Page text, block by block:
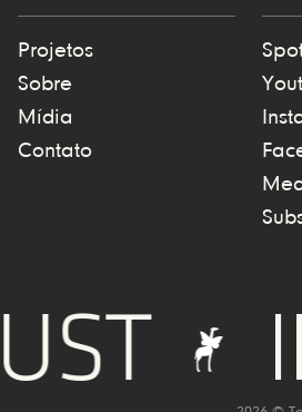
Projetos
Sobre
Mídia
Contato